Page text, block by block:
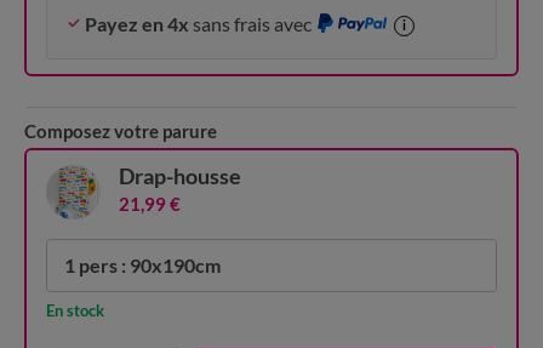
Payez en 4x sans frais avec i
Composez votre parure
1 pers : 90x190cm
En stock
Drap-housse
21,99 €